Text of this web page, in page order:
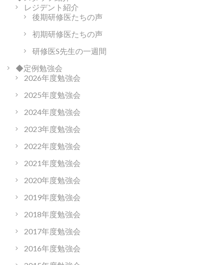
レジデント紹介
後期研修医たちの声
初期研修医たちの声
研修医S先生の一週間
◆定例勉強会
2026年度勉強会
2025年度勉強会
2024年度勉強会
2023年度勉強会
2022年度勉強会
2021年度勉強会
2020年度勉強会
2019年度勉強会
2018年度勉強会
2017年度勉強会
2016年度勉強会